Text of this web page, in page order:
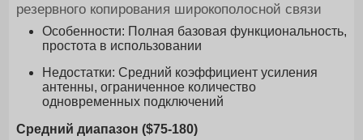
резервного копирования широкополосной связи
Особенности: Полная базовая функциональность,
простота в использовании
Недостатки: Средний коэффициент усиления
антенны, ограниченное количество
одновременных подключений
Средний диапазон ($75-180)